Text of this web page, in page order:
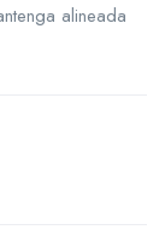
alineada